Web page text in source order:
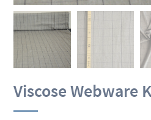
Viscose Webware